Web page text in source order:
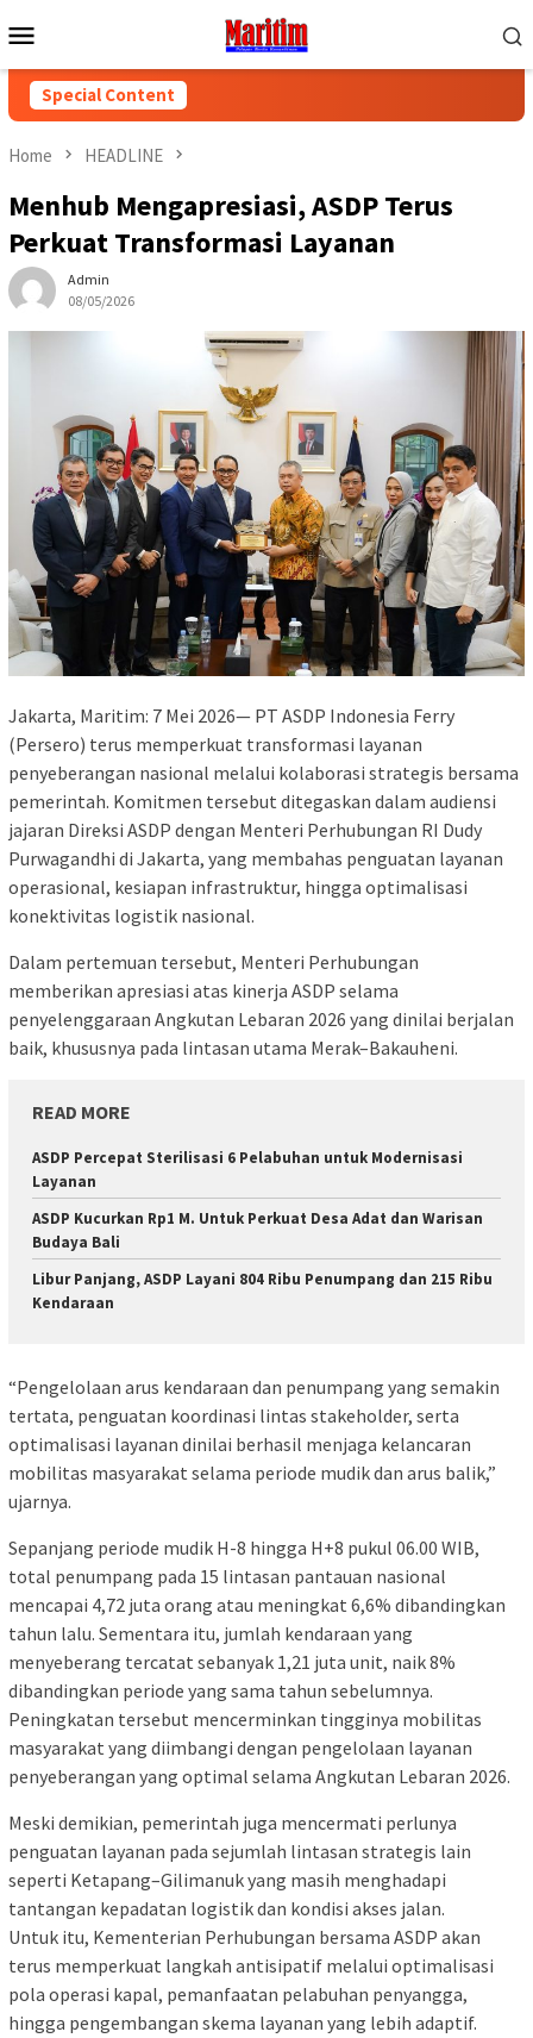
to
Menu
Special Content
Home HEADLINE
Menhub Mengapresiasi, ASDP Terus
Perkuat Transformasi Layanan
Admin
08/05/2026
Jakarta, Maritim: 7 Mei 2026— PT ASDP Indonesia Ferry
(Persero) terus memperkuat transformasi layanan
penyeberangan nasional melalui kolaborasi strategis bersama
pemerintah. Komitmen tersebut ditegaskan dalam audiensi
jajaran Direksi ASDP dengan Menteri Perhubungan RI Dudy
Purwagandhi di Jakarta, yang membahas penguatan layanan
operasional, kesiapan infrastruktur, hingga optimalisasi
konektivitas logistik nasional.
Dalam pertemuan tersebut, Menteri Perhubungan
memberikan apresiasi atas kinerja ASDP selama
penyelenggaraan Angkutan Lebaran 2026 yang dinilai berjalan
baik, khususnya pada lintasan utama Merak–Bakauheni.
READ MORE
ASDP Percepat Sterilisasi 6 Pelabuhan untuk Modernisasi
Layanan
ASDP Kucurkan Rp1 M. Untuk Perkuat Desa Adat dan Warisan
Budaya Bali
Libur Panjang, ASDP Layani 804 Ribu Penumpang dan 215 Ribu
Kendaraan
“Pengelolaan arus kendaraan dan penumpang yang semakin
tertata, penguatan koordinasi lintas stakeholder, serta
optimalisasi layanan dinilai berhasil menjaga kelancaran
mobilitas masyarakat selama periode mudik dan arus balik,”
ujarnya.
Sepanjang periode mudik H-8 hingga H+8 pukul 06.00 WIB,
total penumpang pada 15 lintasan pantauan nasional
mencapai 4,72 juta orang atau meningkat 6,6% dibandingkan
tahun lalu. Sementara itu, jumlah kendaraan yang
menyeberang tercatat sebanyak 1,21 juta unit, naik 8%
dibandingkan periode yang sama tahun sebelumnya.
Peningkatan tersebut mencerminkan tingginya mobilitas
masyarakat yang diimbangi dengan pengelolaan layanan
penyeberangan yang optimal selama Angkutan Lebaran 2026.
Meski demikian, pemerintah juga mencermati perlunya
penguatan layanan pada sejumlah lintasan strategis lain
seperti Ketapang–Gilimanuk yang masih menghadapi
tantangan kepadatan logistik dan kondisi akses jalan.
Untuk itu, Kementerian Perhubungan bersama ASDP akan
terus memperkuat langkah antisipatif melalui optimalisasi
pola operasi kapal, pemanfaatan pelabuhan penyangga,
hingga pengembangan skema layanan yang lebih adaptif.